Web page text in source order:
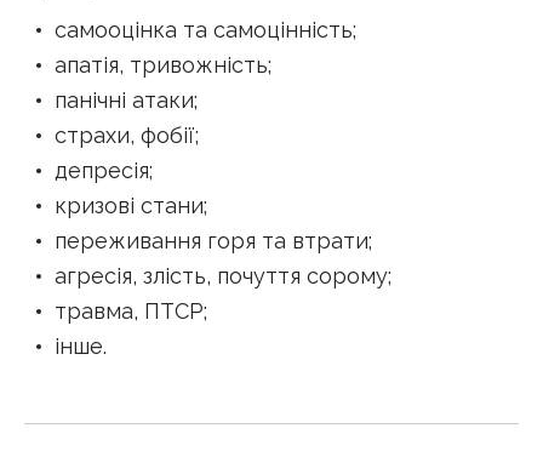
самооцінка та самоцінність;
апатія, тривожність;
панічні атаки;
страхи, фобії;
депресія;
кризові стани;
переживання горя та втрати;
агресія, злість, почуття сорому;
травма, ПТСР;
інше.